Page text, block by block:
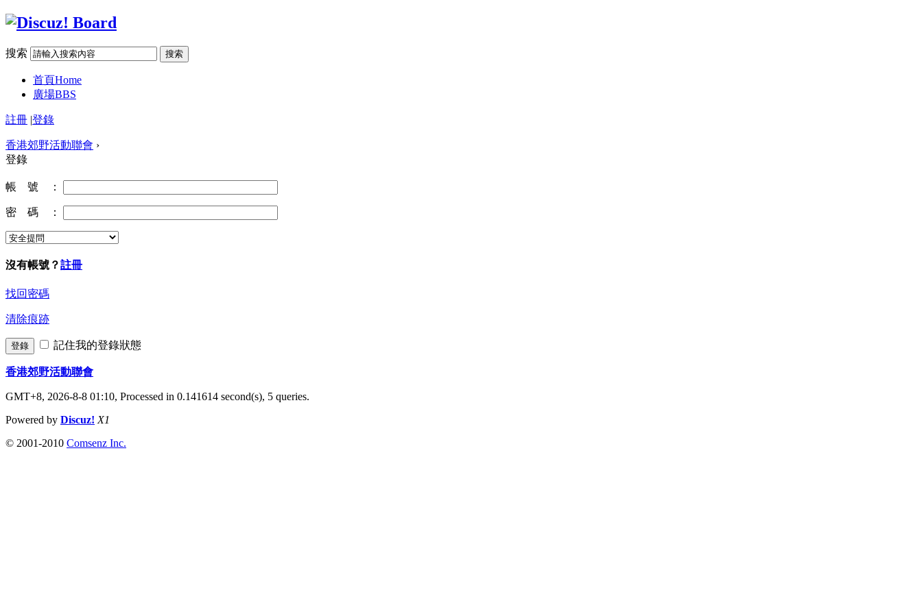
搜索 搜索
首頁Home
廣場BBS
註冊 |登錄
香港郊野活動聯會 ›
登錄
帳 號 ：
密 碼 ：
沒有帳號？註冊
找回密碼
清除痕跡
登錄 記住我的登錄狀態
香港郊野活動聯會
GMT+8, 2026-8-8 01:10, Processed in 0.141614 second(s), 5 queries.
Powered by Discuz! X1
© 2001-2010 Comsenz Inc.